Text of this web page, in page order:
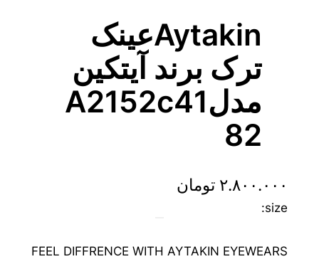
Aytakinعینک
ترک برند آیتکین
مدلA2152c41
82
۲.۸۰۰.۰۰۰ تومان
size:
FEEL DIFFRENCE WITH AYTAKIN EYEWEARS